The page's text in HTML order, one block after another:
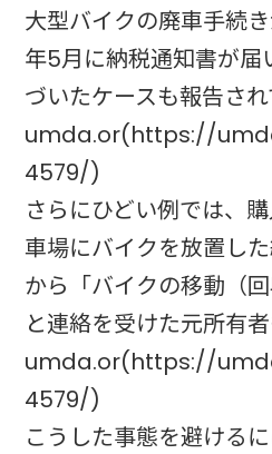
大型バイクの廃車手続
年5月に納税通知書が届
づいたケースも報告され
umda.or(https://
4579/)
さらにひどい例では、
車場にバイクを放置し
から「バイクの移動（
と連絡を受けた元所有者
umda.or(https://
4579/)
こうした事態を避ける